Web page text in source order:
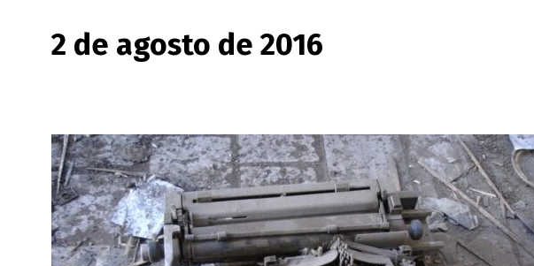
2 de agosto de 2016